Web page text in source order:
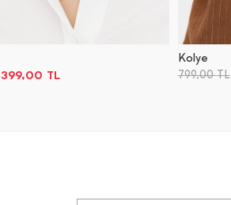
399,00 TL
Kolye
799,00TL